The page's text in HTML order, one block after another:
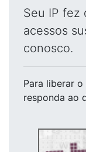
Seu IP fez
acessos
conosco.
Para liberar o
responda ao